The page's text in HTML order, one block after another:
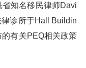
知名移民律师Davi
诊所于Hall Buildin
有关PEQ相关政策